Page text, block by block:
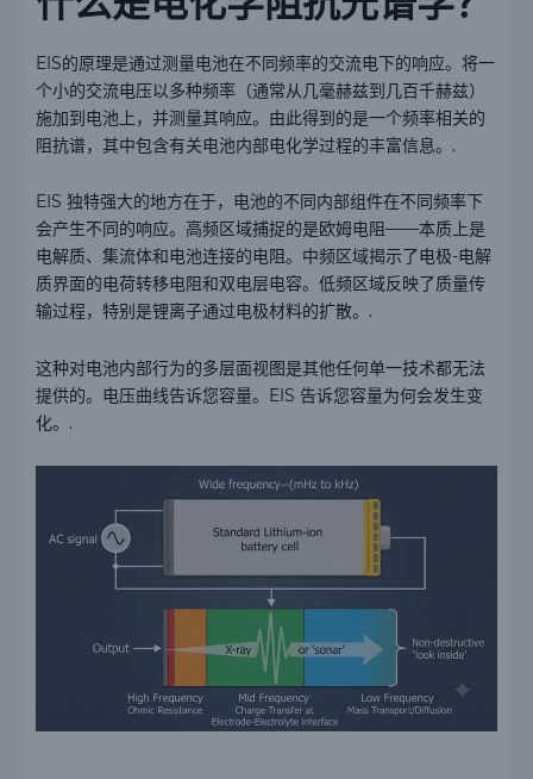
EIS的原理是通过测量电池在不同频率的交流电下的响应。将一
个小的交流电压以多种频率（通常从几毫赫兹到几百千赫兹）
施加到电池上，并测量其响应。由此得到的是一个频率相关的
阻抗谱，其中包含有关电池内部电化学过程的丰富信息。.
EIS 独特强大的地方在于，电池的不同内部组件在不同频率下
会产生不同的响应。高频区域捕捉的是欧姆电阻——本质上是
电解质、集流体和电池连接的电阻。中频区域揭示了电极-电解
质界面的电荷转移电阻和双电层电容。低频区域反映了质量传
输过程，特别是锂离子通过电极材料的扩散。.
这种对电池内部行为的多层面视图是其他任何单一技术都无法
提供的。电压曲线告诉您容量。EIS 告诉您容量为何会发生变
化。.